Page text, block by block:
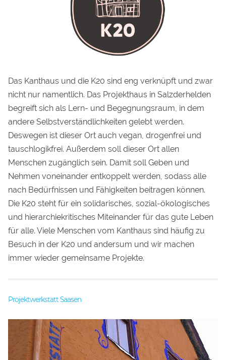
Das Kanthaus und die K20 sind eng verknüpft und zwar
nicht nur namentlich. Das Projekthaus in Salzderhelden
begreift sich als Lern- und Begegnungsraum, in dem
andere Selbstverständlichkeiten gelebt werden.
Deswegen ist dieser Ort auch vegan, drogenfrei und
tauschlogikfrei. Außerdem soll dieser Ort allen
Menschen zugänglich sein. Damit soll Geben und
Nehmen voneinander entkoppelt werden, sodass alle
nach Bedürfnissen und Fähigkeiten beitragen können.
Die K20 steht für ein solidarisches, sozial-ökologisches
und hierarchiekritisches Miteinander für das gute Leben
für alle. Viele Menschen vom Kanthaus sind häufig zu
Besuch in der K20 und andersum und wir machen
immer wieder gemeinsame Projekte.
Projektwerkstatt Saasen